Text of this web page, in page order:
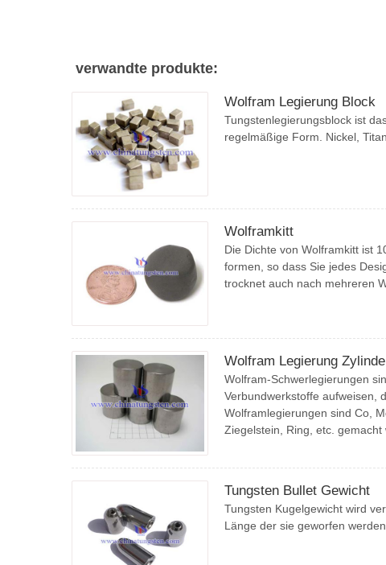
verwandte produkte:
Wolfram Legierung Block
Tungstenlegierungsblock ist
regelmäßige Form. Nickel,
Wolframkitt
Die Dichte von Wolframkitt ist
formen, so dass Sie jedes
trocknet auch nach mehreren
Wolfram Legierung Zylinde
Wolfram-Schwerlegierungen
Verbundwerkstoffe aufweisen,
Wolframlegierungen sind Co,
Ziegelstein, Ring, etc. gemacht
Tungsten Bullet Gewicht
Tungsten Kugelgewicht wird
Länge der sie geworfen